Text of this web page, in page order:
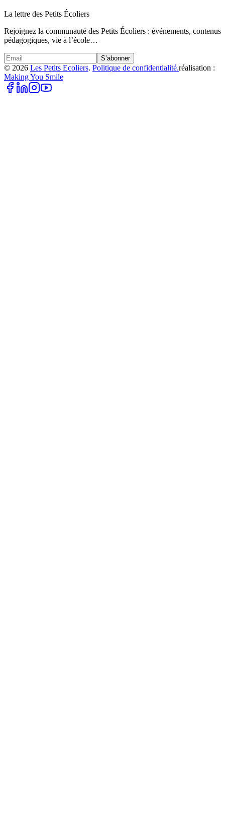
La lettre des Petits Écoliers
Rejoignez la communauté des Petits Écoliers : événements, contenus
pédagogiques, vie à l’école…
S’abonner
© 2026 Les Petits Ecoliers. Politique de confidentialité.réalisation :
Making You Smile